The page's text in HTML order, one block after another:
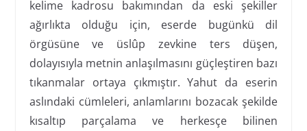
kelime kadrosu bakımından da eski şekiller
ağırlıkta olduğu için, eserde bugünkü dil
örgüsüne ve üslûp zevkine ters düşen,
dolayısıyla metnin anlaşılmasını güçleştiren bazı
tıkanmalar ortaya çıkmıştır. Yahut da eserin
aslındaki cümleleri, anlamlarını bozacak şekilde
kısaltıp parçalama ve herkesçe bilinen